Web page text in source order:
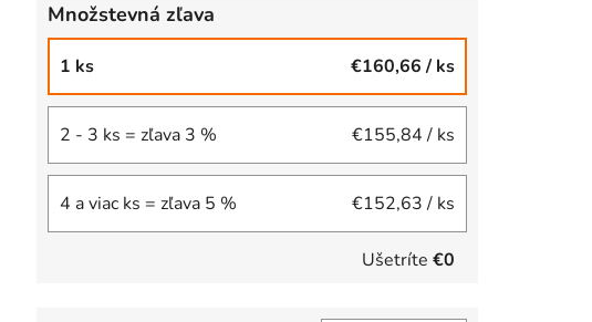
Množstevná zľava
1 ks €160,66 / ks
2 - 3 ks = zľava 3 % €155,84 / ks
4 a viac ks = zľava 5 % €152,63 / ks
Ušetríte €0